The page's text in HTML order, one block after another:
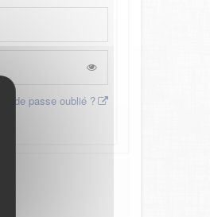
Mot de passe oublié ?